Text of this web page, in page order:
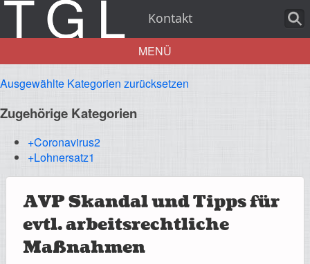
Kontakt
Aktuelles
Leistungen
MENÜ
Ausgewählte Kategorien zurücksetzen
Zugehörige Kategorien
+Coronavirus2
+Lohnersatz1
AVP Skandal und Tipps für
evtl. arbeitsrechtliche
Maßnahmen